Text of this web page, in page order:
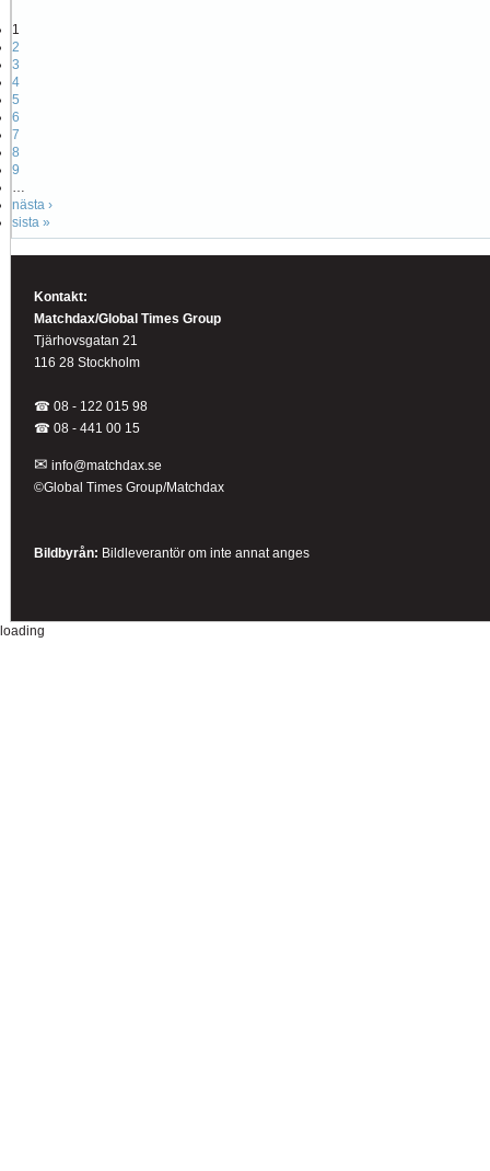
1
2
3
4
5
6
7
8
9
nästa ›
sista »
Kontakt:
Matchdax/Global Times Group
Tjärhovsgatan 21
116 28 Stockholm
☎ 08 - 122 015 98
☎ 08 - 441 00 15
✉ info@matchdax.se
©Global Times Group/Matchdax
Bildbyrån: Bildleverantör om inte annat anges
loading